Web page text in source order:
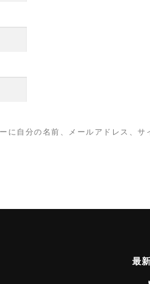
に自分の名前、メールアドレス、サ
最